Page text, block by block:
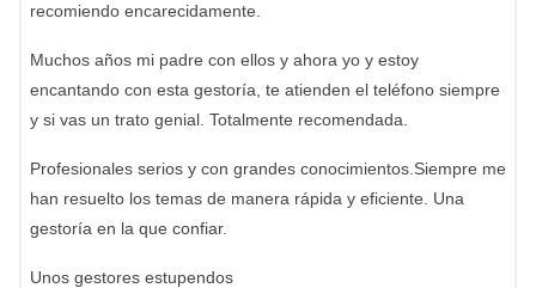
recomiendo encarecidamente.
Muchos años mi padre con ellos y ahora yo y estoy
encantando con esta gestoría, te atienden el teléfono siempre
y si vas un trato genial. Totalmente recomendada.
Profesionales serios y con grandes conocimientos.Siempre me
han resuelto los temas de manera rápida y eficiente. Una
gestoría en la que confiar.
Unos gestores estupendos